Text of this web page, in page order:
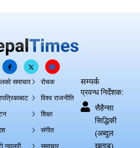
समाचार
ग्यालरी
रोचक
विश्व राजनीति
शिक्षा
संगीत
समाचार
सम्पर्क
प्रवन्ध निर्देशक:
सैहैन्सा
सिद्धिकी
(अब्दुल
खताब)